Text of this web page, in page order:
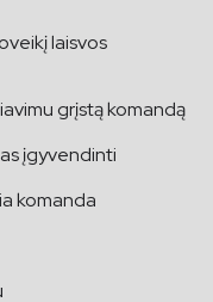
laisvos
grįstą komandą
įgyvendinti
komanda